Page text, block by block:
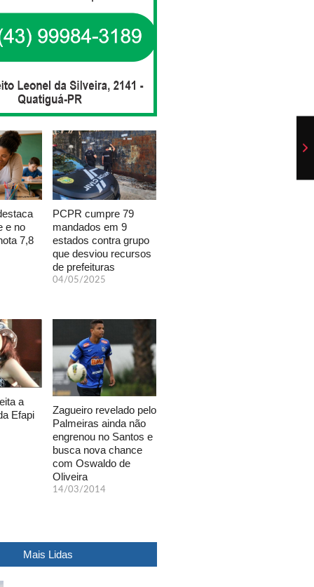
e no
7,8
PCPR cumpre 79
mandados em 9
estados contra grupo
que desviou recursos
de prefeituras
04/05/2025
a
Efapi
Zagueiro revelado pelo
Palmeiras ainda não
engrenou no Santos e
busca nova chance
com Oswaldo de
Oliveira
14/03/2014
Mais Lidas